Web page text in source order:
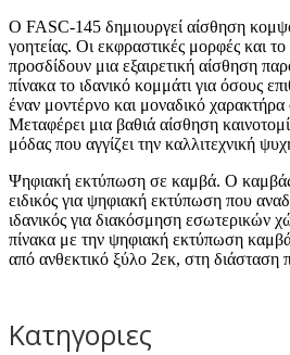
Ο FASC-145 δημιουργεί αίσθηση
γοητείας. Οι εκφραστικές μορφές και
προσδίδουν μια εξαιρετική αίσθηση
πίνακα το ιδανικό κομμάτι για όσους
έναν μοντέρνο και μοναδικό
Μεταφέρει μια βαθιά αίσθηση
μόδας που αγγίζει την καλλιτεχνική
Ψηφιακή εκτύπωση σε καμβά. Ο καμβάς
ειδικός για ψηφιακή εκτύπωση που
ιδανικός για διακόσμηση εσωτερικών
πίνακα με την ψηφιακή εκτύπωση
από ανθεκτικό ξύλο 2εκ, στη διάσταση
Κατηγοριες